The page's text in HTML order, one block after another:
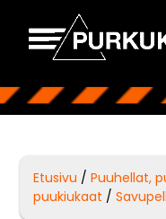
Etusivu /Puuhellat,
puukiukaat /